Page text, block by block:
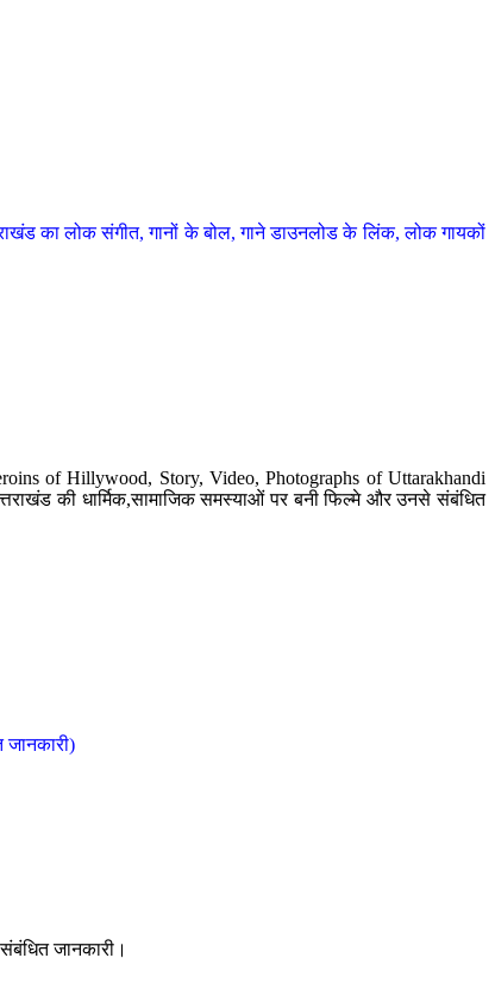
का लोक संगीत, गानों के बोल, गाने डाउनलोड के लिंक, लोक गायकों
of Hillywood, Story, Video, Photographs of Uttarakhandi
की धार्मिक,सामाजिक समस्याओं पर बनी फिल्मे और उनसे संबंधित
जानकारी।